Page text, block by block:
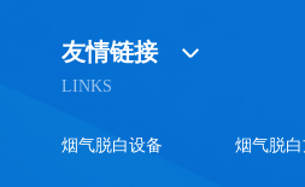
友情链接
LINKS
烟气脱白设备 烟气脱